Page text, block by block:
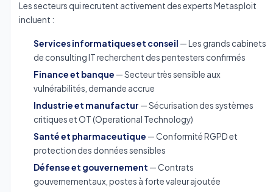
Les secteurs qui recrutent activement des experts Metasploit
incluent :
Services informatiques et conseil — Les grands cabinets
de consulting IT recherchent des pentesters confirmés
Finance et banque — Secteur très sensible aux
vulnérabilités, demande accrue
Industrie et manufactur — Sécurisation des systèmes
critiques et OT (Operational Technology)
Santé et pharmaceutique — Conformité RGPD et
protection des données sensibles
Défense et gouvernement — Contrats
gouvernementaux, postes à forte valeur ajoutée